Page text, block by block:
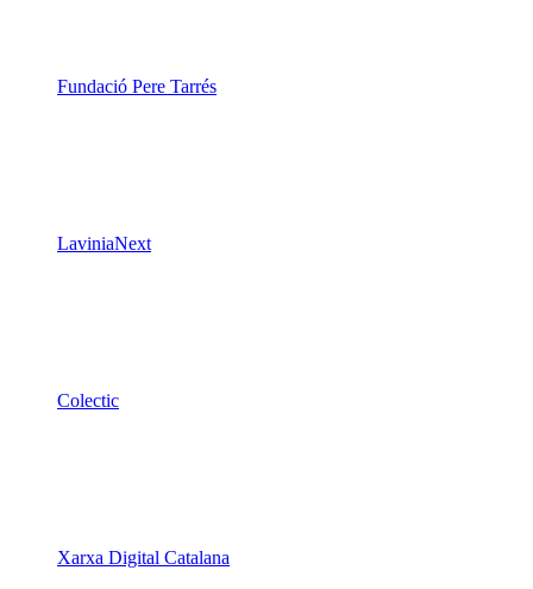
Fundació Pere Tarrés
LaviniaNext
Colectic
Xarxa Digital Catalana